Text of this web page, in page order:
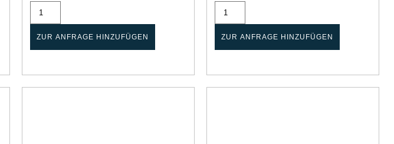
ZUR ANFRAGE HINZUFÜGEN ZUR ANFRAGE HINZUFÜGEN